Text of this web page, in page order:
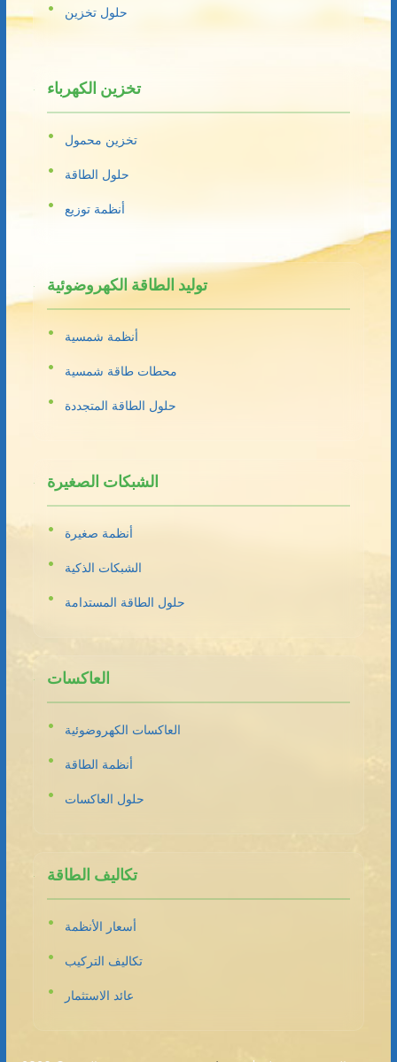
حلول تخزين
تخزين الكهرباء
تخزين محمول
حلول الطاقة
أنظمة توزيع
توليد الطاقة الكهروضوئية
أنظمة شمسية
محطات طاقة شمسية
حلول الطاقة المتجددة
الشبكات الصغيرة
أنظمة صغيرة
الشبكات الذكية
حلول الطاقة المستدامة
العاكسات
العاكسات الكهروضوئية
أنظمة الطاقة
حلول العاكسات
تكاليف الطاقة
أسعار الأنظمة
تكاليف التركيب
عائد الاستثمار